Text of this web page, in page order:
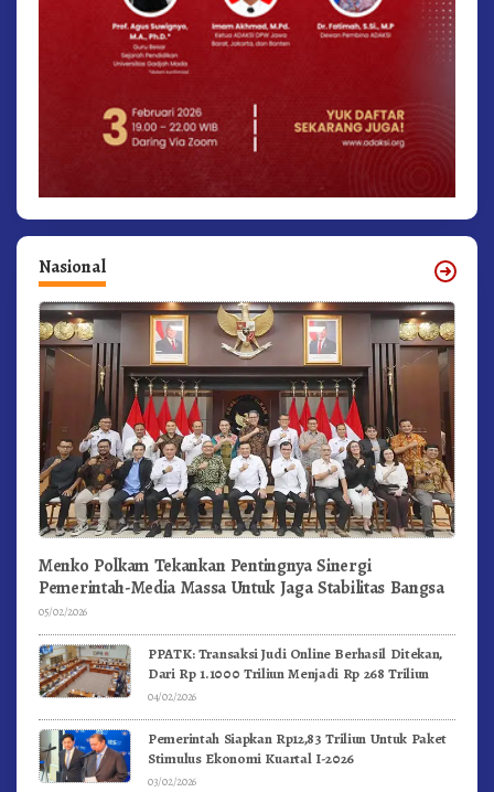
Nasional
Menko Polkam Tekankan Pentingnya Sinergi
Pemerintah-Media Massa Untuk Jaga Stabilitas Bangsa
05/02/2026
PPATK: Transaksi Judi Online Berhasil Ditekan,
Dari Rp 1.1000 Triliun Menjadi Rp 268 Triliun
04/02/2026
Pemerintah Siapkan Rp12,83 Triliun Untuk Paket
Stimulus Ekonomi Kuartal I-2026
03/02/2026